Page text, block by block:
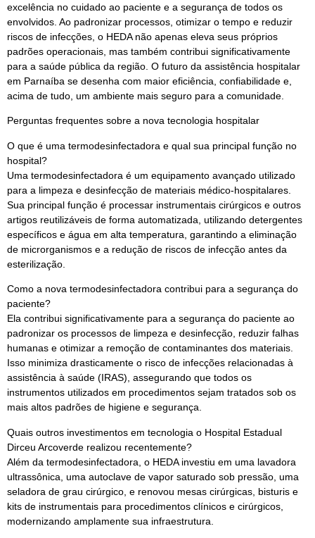
excelência no cuidado ao paciente e a segurança de todos os
envolvidos. Ao padronizar processos, otimizar o tempo e reduzir
riscos de infecções, o HEDA não apenas eleva seus próprios
padrões operacionais, mas também contribui significativamente
para a saúde pública da região. O futuro da assistência hospitalar
em Parnaíba se desenha com maior eficiência, confiabilidade e,
acima de tudo, um ambiente mais seguro para a comunidade.
Perguntas frequentes sobre a nova tecnologia hospitalar
O que é uma termodesinfectadora e qual sua principal função no
hospital?
Uma termodesinfectadora é um equipamento avançado utilizado
para a limpeza e desinfecção de materiais médico-hospitalares.
Sua principal função é processar instrumentais cirúrgicos e outros
artigos reutilizáveis de forma automatizada, utilizando detergentes
específicos e água em alta temperatura, garantindo a eliminação
de microrganismos e a redução de riscos de infecção antes da
esterilização.
Como a nova termodesinfectadora contribui para a segurança do
paciente?
Ela contribui significativamente para a segurança do paciente ao
padronizar os processos de limpeza e desinfecção, reduzir falhas
humanas e otimizar a remoção de contaminantes dos materiais.
Isso minimiza drasticamente o risco de infecções relacionadas à
assistência à saúde (IRAS), assegurando que todos os
instrumentos utilizados em procedimentos sejam tratados sob os
mais altos padrões de higiene e segurança.
Quais outros investimentos em tecnologia o Hospital Estadual
Dirceu Arcoverde realizou recentemente?
Além da termodesinfectadora, o HEDA investiu em uma lavadora
ultrassônica, uma autoclave de vapor saturado sob pressão, uma
seladora de grau cirúrgico, e renovou mesas cirúrgicas, bisturis e
kits de instrumentais para procedimentos clínicos e cirúrgicos,
modernizando amplamente sua infraestrutura.